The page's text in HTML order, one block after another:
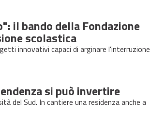
il bando della Fondazione
scolastica
innovativi capaci di arginare l'interruzione
si può invertire
del Sud. In cantiere una residenza anche a